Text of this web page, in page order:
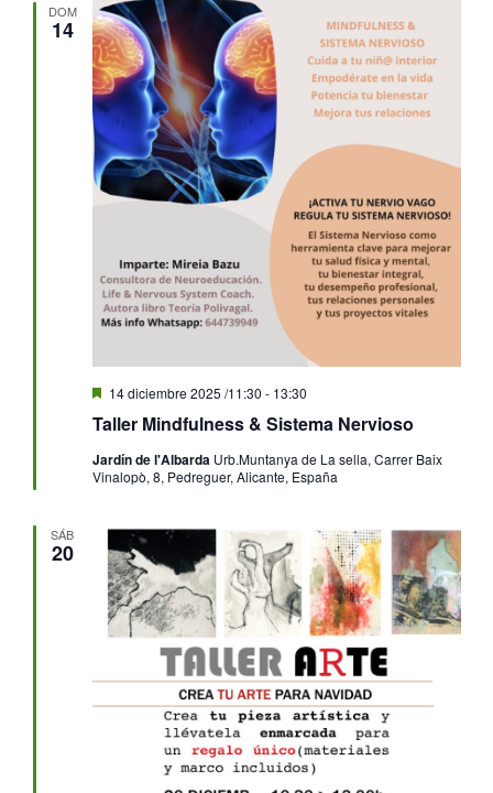
DOM
14
Taller Mindfulness & Sistema Nervioso
Destacado
14 diciembre 2025 /11:30 - 13:30
Jardín de l'Albarda Urb.Muntanya de La sella, Carrer Baix
Vinalopò, 8, Pedreguer, Alicante, España
SÁB
20